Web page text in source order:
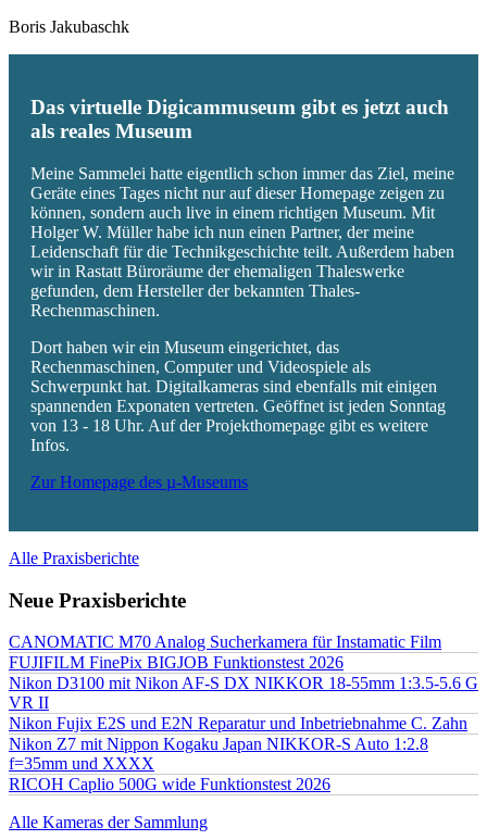
Boris Jakubaschk
Das virtuelle Digicammuseum gibt es jetzt auch
als reales Museum
Meine Sammelei hatte eigentlich schon immer das Ziel, meine
Geräte eines Tages nicht nur auf dieser Homepage zeigen zu
können, sondern auch live in einem richtigen Museum. Mit
Holger W. Müller habe ich nun einen Partner, der meine
Leidenschaft für die Technikgeschichte teilt. Außerdem haben
wir in Rastatt Büroräume der ehemaligen Thaleswerke
gefunden, dem Hersteller der bekannten Thales-
Rechenmaschinen.
Dort haben wir ein Museum eingerichtet, das
Rechenmaschinen, Computer und Videospiele als
Schwerpunkt hat. Digitalkameras sind ebenfalls mit einigen
spannenden Exponaten vertreten. Geöffnet ist jeden Sonntag
von 13 - 18 Uhr. Auf der Projekthomepage gibt es weitere
Infos.
Zur Homepage des µ-Museums
Alle Praxisberichte
Neue Praxisberichte
CANOMATIC M70 Analog Sucherkamera für Instamatic Film
FUJIFILM FinePix BIGJOB Funktionstest 2026
Nikon D3100 mit Nikon AF-S DX NIKKOR 18-55mm 1:3.5-5.6 G
VR II
Nikon Fujix E2S und E2N Reparatur und Inbetriebnahme C. Zahn
Nikon Z7 mit Nippon Kogaku Japan NIKKOR-S Auto 1:2.8
f=35mm und XXXX
RICOH Caplio 500G wide Funktionstest 2026
Alle Kameras der Sammlung